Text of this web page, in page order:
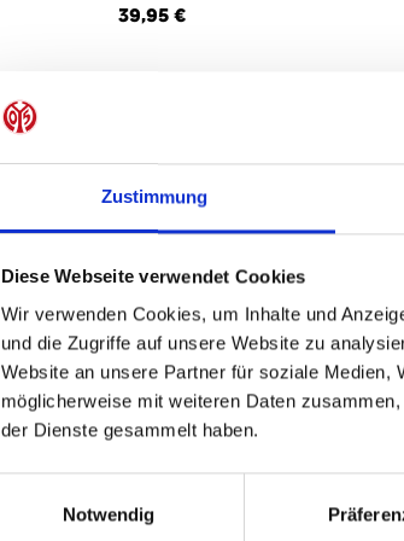
Zustimmung
Diese Webseite verwendet Cookies
Wir verwenden Cookies, um Inhalte und
und die Zugriffe auf unsere Website zu
Website an unsere Partner für soziale Medien,
möglicherweise mit weiteren Daten
der Dienste gesammelt haben.
Notwendig
39,95 €